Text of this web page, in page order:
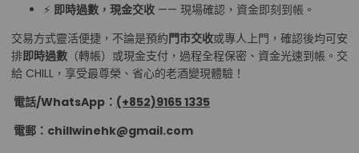
⚡ 即時過數，現金交收 —— 現場確認，資金即刻到帳。
交易方式靈活便捷，不論是預約門市交收或專人上門，確認後均可安
排即時過數 （轉帳）或現金支付，過程全程保密、資金光速到帳。交
給 CHILL，享受最尊榮、省心的老酒變現體驗！
電話/WhatsApp： (+852)9165 1335
電郵：chillwinehk@gmail.com